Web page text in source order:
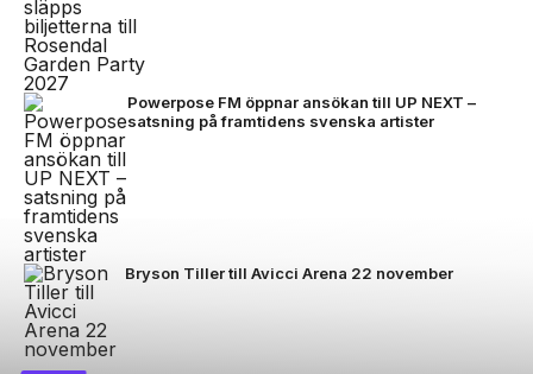
Powerpose FM öppnar ansökan till UP NEXT –
satsning på framtidens svenska artister
Bryson Tiller till Avicci Arena 22 november